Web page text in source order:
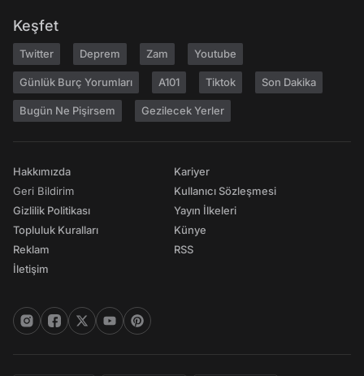
Keşfet
Twitter Deprem Zam Youtube
Günlük Burç Yorumları A101 Tiktok Son Dakika
Bugün Ne Pişirsem Gezilecek Yerler
Hakkımızda
Geri Bildirim
Gizlilik Politikası
Topluluk Kuralları
Reklam
İletişim
Kariyer
Kullanıcı Sözleşmesi
Yayın İlkeleri
Künye
RSS